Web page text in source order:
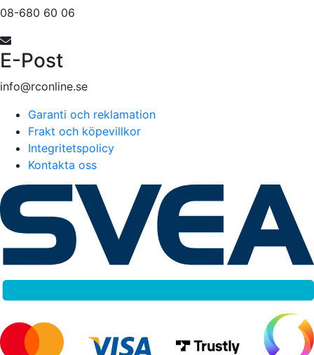
08-680 60 06
E-Post
info@rconline.se
Garanti och reklamation
Frakt och köpevillkor
Integritetspolicy
Kontakta oss